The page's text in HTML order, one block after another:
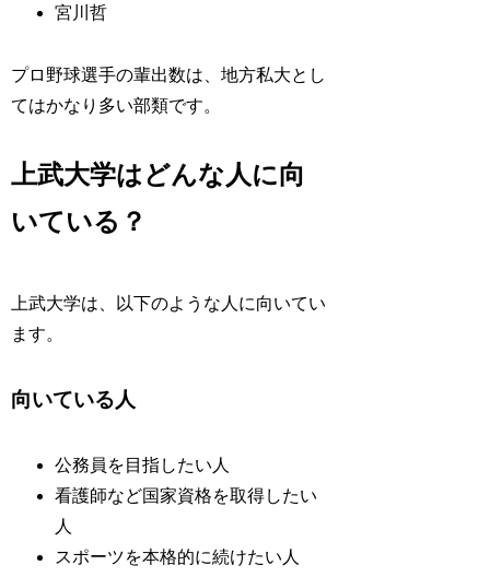
宮川哲
プロ野球選手の輩出数は、地方私大とし
てはかなり多い部類です。
上武大学はどんな人に向
いている？
上武大学は、以下のような人に向いてい
ます。
向いている人
公務員を目指したい人
看護師など国家資格を取得したい
人
スポーツを本格的に続けたい人